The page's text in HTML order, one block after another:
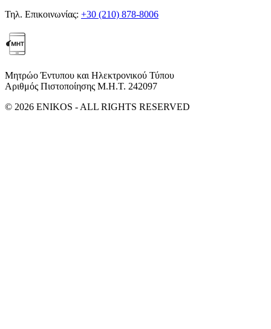
Τηλ. Επικοινωνίας: +30 (210) 878-8006
Μητρώο Έντυπου και Ηλεκτρονικού Τύπου
Αριθμός Πιστοποίησης Μ.Η.Τ. 242097
© 2026 ENIKOS - ALL RIGHTS RESERVED